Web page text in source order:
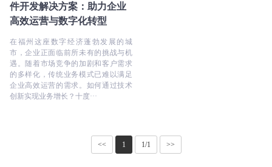
件开发解决方案：助力企业
高效运营与数字化转型
在福州这座数字经济蓬勃发展的城
市，企业正面临前所未有的挑战与机
遇。随着市场竞争的加剧和客户需求
的多样化，传统业务模式已难以满足
企业高效运营的需求。如何通过技术
创新实现业务增长？十度···
<< 1 1/1 >>